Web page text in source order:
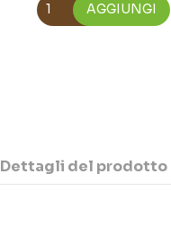
AGGIUNGI
Dettagli del prodotto